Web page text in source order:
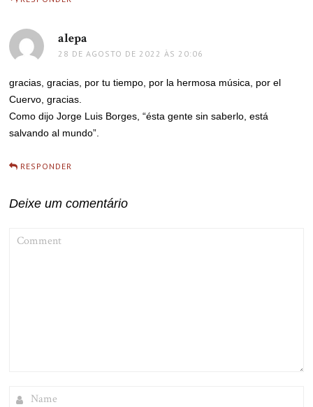
alepa
28 DE AGOSTO DE 2022 ÀS 20:06
gracias, gracias, por tu tiempo, por la hermosa música, por el
Cuervo, gracias.
Como dijo Jorge Luis Borges, “ésta gente sin saberlo, está
salvando al mundo”.
RESPONDER
Deixe um comentário